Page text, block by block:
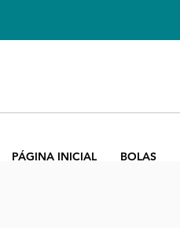
PÁGINA INICIAL BOLAS